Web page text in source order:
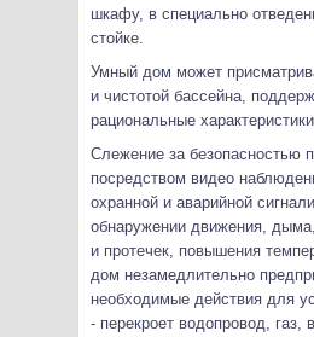
шкафу, в специально
стойке.
Умный дом может
и чистотой бассейна,
рациональные
Слежение за безопасностью
посредством видео
охранной и аварийной
обнаружении движения,
и протечек, повышения
дом незамедлительно
необходимые действия для
- перекроет водопровод, газ,